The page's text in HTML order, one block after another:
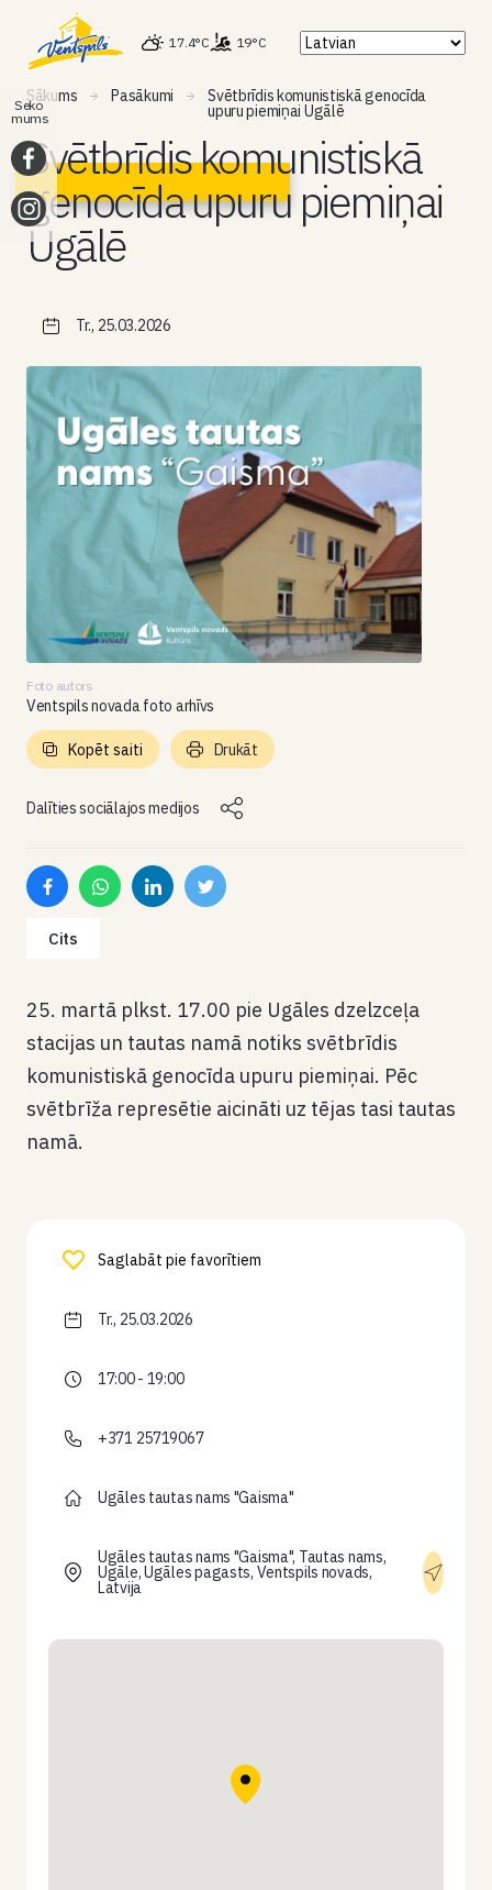
17.4°C 19°C
Sākums Pasākumi Svētbrīdis komunistiskā genocīda
upuru piemiņai Ugālē
Svētbrīdis komunistiskā
genocīda upuru piemiņai
Ugālē
Tr., 25.03.2026
Foto autors
Ventspils novada foto arhīvs
Dalīties sociālajos medijos
Kopēt saiti Drukāt
Cits
25. martā plkst. 17.00 pie Ugāles dzelzceļa
stacijas un tautas namā notiks svētbrīdis
komunistiskā genocīda upuru piemiņai. Pēc
svētbrīža represētie aicināti uz tējas tasi tautas
namā.
Saglabāt pie favorītiem
Tr., 25.03.2026
17:00 - 19:00
+371 25719067
Ugāles tautas nams "Gaisma"
Ugāles tautas nams "Gaisma", Tautas nams,
Ugāle, Ugāles pagasts, Ventspils novads,
Latvija
Seko
mums